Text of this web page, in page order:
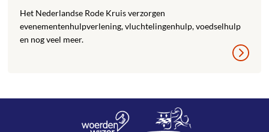
Het Nederlandse Rode Kruis verzorgen
evenementenhulpverlening, vluchtelingenhulp, voedselhulp
en nog veel meer.